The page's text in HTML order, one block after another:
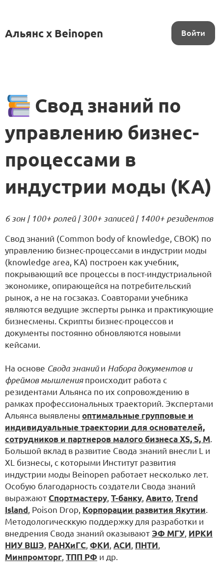
Альянс x Beinopen Войти
Свод знаний по
управлению бизнес-
процессами в
индустрии моды (KA)
6 зон | 100+ ролей | 300+ записей | 1400+ резидентов
Свод знаний (Common body of knowledge, CBOK) по
управлению бизнес-процессами в индустрии моды
(knowledge area, KA) построен как учебник,
покрывающий все процессы в пост-индустриальной
экономике, опирающейся на потребительский
рынок, а не на госзаказ. Соавторами учебника
являются ведущие эксперты рынка и практикующие
бизнесмены. Скрипты бизнес-процессов и
документы постоянно обновляются новыми
кейсами.
На основе Свода знанийи Набора документов и
фреймов мышленияпроисходит работа с
резидентами Альянса по их сопровождению в
рамках профессиональных траекторий. Экспертами
Альянса выявлены оптимальные групповые и
индивидуальные траектории для основателей,
сотрудников и партнеров малого бизнеса XS, S, M.
Большой вклад в развитие Свода знаний внесли L и
XL бизнесы, с которыми Институт развития
индустрии моды Beinopen работает несколько лет.
Особую благодарность создатели Свода знаний
выражают Спортмастеру, Т-банку, Авито, Trend
Island, Poison Drop, Корпорации развития Якутии.
Методологическкую поддержку для разработки и
внедрения Свода знаний оказывают ЭФ МГУ, ИРКИ
НИУ ВШЭ, РАНХиГС, ФКИ, АСИ, ПНТИ,
Минпромторг, ТПП РФ и др.